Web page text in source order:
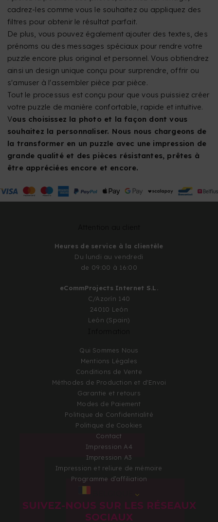
cadrez-les comme vous le souhaitez ou appliquez des
filtres pour obtenir le résultat parfait.
De plus, vous pouvez également ajouter des textes, des
prénoms ou des messages spéciaux pour rendre votre
puzzle encore plus original et personnel. Vous obtiendrez
ainsi un design unique conçu pour surprendre, offrir ou
s'amuser à l'assembler pièce par pièce.
Tout le processus est conçu pour que vous puissiez créer
votre puzzle de manière confortable, rapide et intuitive.
Vous choisissez la photo et la façon dont vous
souhaitez la personnaliser. Nous nous chargeons de
la transformer en un puzzle avec une impression de
grande qualité et des pièces résistantes, prêtes à
être appréciées encore et encore.
Heures de service à la clientèle
Du lundi au vendredi
de 09:00 à 16:00
eCommProjects Internet S.L.
C/Azorín 140
24010 León
León (Spain)
Qui Sommes Nous
Mentions Légales
Conditions de Vente
Méthodes de Production et d'Envoi
Garantie et retours
Modes de Paiement
Politique de Confidentialité
Politique de Cookies
Contact
Impression A4
Impression A3
Impression et reliure de mémoire
Programme d’affiliation
SUIVEZ-NOUS SUR LES RÉSEAUX
SOCIAUX